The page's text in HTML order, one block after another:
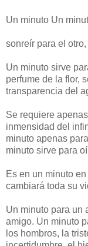
Un minuto Un
sonreír para el
Un minuto sirve
perfume de la flor,
transparencia del
Se requiere
inmensidad del
minuto apenas
minuto sirve para
Es en un minuto
cambiará toda su
Un minuto para un
amigo. Un minuto
los hombros, la